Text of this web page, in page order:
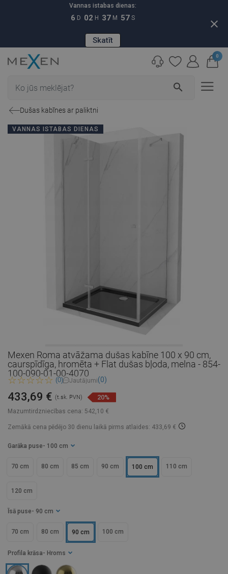
Vannas istabas dienas:
6 D 02 H 37 M 56 S
Skatīt
close
search
0
Dušas kabīnes ar paliktni
VANNAS ISTABAS DIENAS
Mexen Roma atvāžama dušas kabīne 100 x 90 cm,
caurspīdīga, hromēta + Flat dušas bļoda, melna - 854-
100-090-01-00-4070
(0) Jautājumi(0)
Mazumtirdzniecības cena: 542,10 €
433,69 € (t.sk. PVN) 20%
Zemākā cena pēdējo 30 dienu laikā pirms atlaides: 433,69 €
Garāka puse - 100 cm
70 cm 80 cm 85 cm 90 cm 100 cm 110 cm
120 cm
Īsā puse - 90 cm
70 cm 80 cm 90 cm 100 cm
Profila krāsa - Hroms